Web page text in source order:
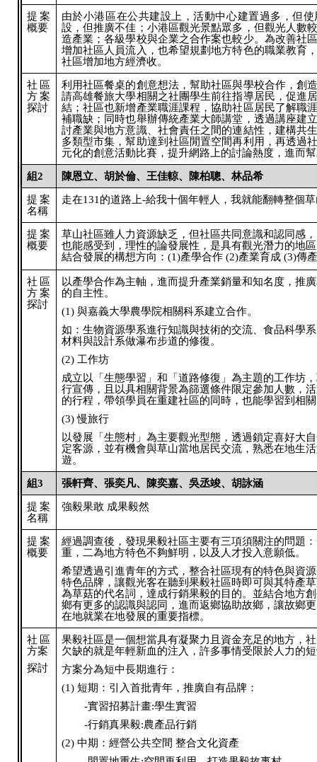
提案
概要
由於小港區在公共建設上，活動中心建置過多，但
設，但推廣不佳；小港區觀光景點眾多，但觀光人數
造產業；各級學校與企業之合作案也較少。為改善社
增加社區人員流入，也希望規劃地方特色的職業教育
社區增加地方經濟收。
社區
方案
探討
利用社區餐桌的創意想法，幫助社區與學校合作，創
請高雄餐旅大學相關之社團學生前往指導居民，促進
結；社區也新增產業職涯課程，協助社區居民了解職
補職缺；同時也舉辦傳統產業大師講堂，透過講座建
討產業與地方意識、社會責任之間的連結性，建構共
多類型市集，幫助達到社區閒置空間再利用，再透過
元化的創意活動比賽，提升網路上的討論熱度，進而
組2 陳恩立、胡於倫、王佳輬、陳柏聰、林品希
提案
名稱
走在131的道路上-給我十個年輕人，我就能翻轉整個
提案
概要
草山社區雖人力資源缺乏，但社區共同意識和認同感
也能感受到，理性的論發展性，是具有觀光潛力的地
結合發展的構想方向：(1)產學合作 (2)產業育成 (3)傳
社區
方案
探討
以產學合作為主軸，進而提升產業銷量和知名度，推
的自主性。
(1) 與嘉義大學農學院相關科系建立合作。
如：生物資源學系進行知識與技術的交流、食品科學
材料與設計系做瀑布步道的修復。
(2) 工作坊
成立以「生態學習」和「道路修復」為主題的工作坊
行宣傳，且以具相關背景為篩選條件限定參加人數，
的行程，帶領學員在重建社區的同時，也能學習到相
(3) 慢旅行
以發展「生態村」為主要觀光型態，透過鎖定喜好大
定客源，並有機會與草山當地居民交流，熟悉在地生
遊。
組3 張軒齊、張奕凡、陳奕嘉、吳丞竣、胡詠涵
提案
名稱
強毅果敢 成果毅然
提案
概要
經過調查後，發現果毅社區主要有三項須關注的問題
重，二為地方特色不夠鮮明，以及人才投入意願低。
希望透過引進青年的方式，整合社區現有的特色與資
特色品牌，讓觀光客在聽到果毅社區時即可與其特產
為草菇的代名詞，達成行銷果毅的目的。並結合地方
鄉有更多的認識與認同，進而返鄉協助故鄉，讓故鄉
在地就業在地發展的重要指標。
社區
方案
探討
果毅社區是一個想當具有凝聚力且資金充足的地方，
欠缺的就是年輕新血的注入，許多事情受限於人力的
方案分為短中長期進行：
(1) 短期：引入首批青年，推廣自有品牌：
-實習招募計畫:學生實習
-行銷真果毅:農產品行銷
(2) 中期：經營公共空間 整合文化資產